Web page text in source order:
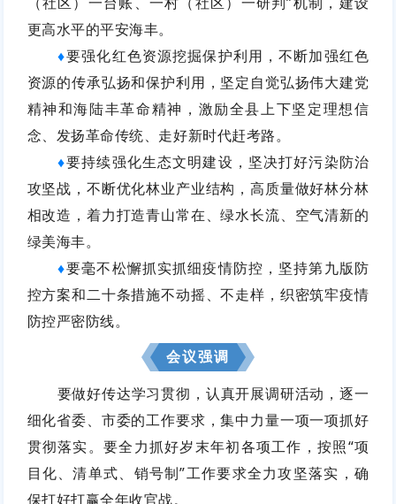
更高水平的平安海丰。
♦要强化红色资源挖掘保护利用，不断加强红色
资源的传承弘扬和保护利用，坚定自觉弘扬伟大建党
精神和海陆丰革命精神，激励全县上下坚定理想信
念、发扬革命传统、走好新时代赶考路。
♦要持续强化生态文明建设，坚决打好污染防治
攻坚战，不断优化林业产业结构，高质量做好林分林
相改造，着力打造青山常在、绿水长流、空气清新的
绿美海丰。
♦要毫不松懈抓实抓细疫情防控，坚持第九版防
控方案和二十条措施不动摇、不走样，织密筑牢疫情
防控严密防线。
会议强调
要做好传达学习贯彻，认真开展调研活动，逐一
细化省委、市委的工作要求，集中力量一项一项抓好
贯彻落实。要全力抓好岁末年初各项工作，按照“项
目化、清单式、销号制”工作要求全力攻坚落实，确
保打好打赢全年收官战。